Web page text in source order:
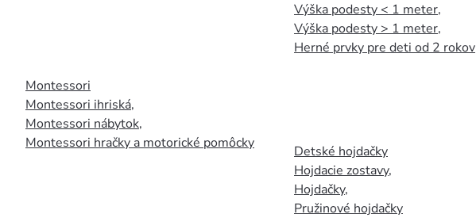
Montessori
Montessori ihriská,
Montessori nábytok,
Montessori hračky a motorické pomôcky
Výška podesty < 1 meter,
Výška podesty > 1 meter,
Herné prvky pre deti od 2 rokov
Detské hojdačky
Hojdacie zostavy,
Hojdačky,
Pružinové hojdačky